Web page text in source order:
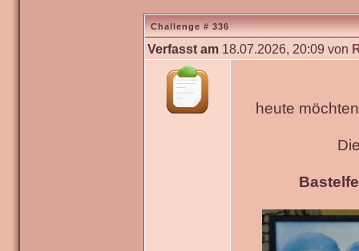
Challenge # 336
Verfasst am 18.07.2026, 20:09 von
heute